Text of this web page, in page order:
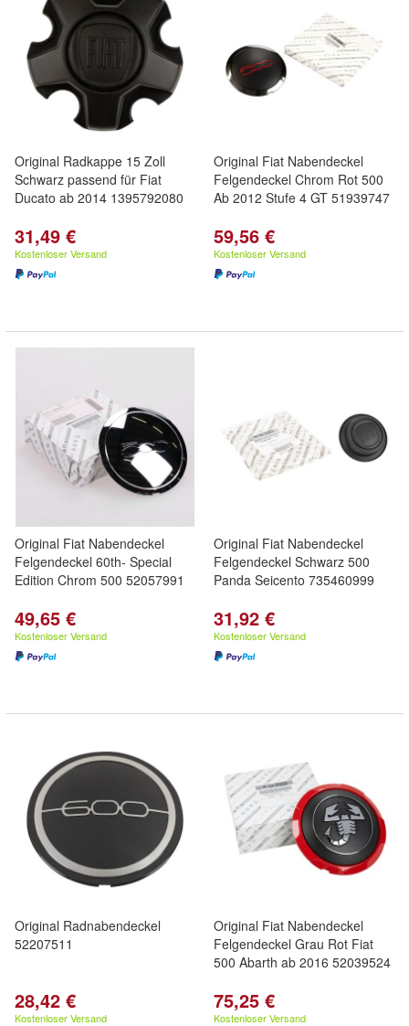
Original Radkappe 15 Zoll
Schwarz passend für Fiat
Ducato ab 2014 1395792080
31,49 €
Kostenloser Versand
Original Fiat Nabendeckel
Felgendeckel Chrom Rot 500
Ab 2012 Stufe 4 GT 51939747
59,56 €
Kostenloser Versand
Original Fiat Nabendeckel
Felgendeckel 60th- Special
Edition Chrom 500 52057991
49,65 €
Kostenloser Versand
Original Fiat Nabendeckel
Felgendeckel Schwarz 500
Panda Seicento 735460999
31,92 €
Kostenloser Versand
Original Radnabendeckel
52207511
28,42 €
Kostenloser Versand
Original Fiat Nabendeckel
Felgendeckel Grau Rot Fiat
500 Abarth ab 2016 52039524
75,25 €
Kostenloser Versand